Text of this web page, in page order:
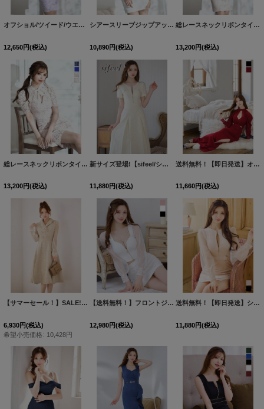
オフショル/ツイード/ウエストレース/ひざ丈/タイト/ミディアムドレス/キャバドレス【S-Lサイズ/4カラー】[HC02]
12,650円(税込)
シアースリーブジップアップベルトミニドレス/キャバドレス【XS-XLサイズ/4カラー】[OF01-X] 【SB】dzw
10,890円(税込)
総レースネックリボンタイトミディアムドレス/キャバドレス【S-Lサイズ/4カラー】[HC02]
13,200円(税込)
総レースネックリボンタイトミディアムドレス/キャバドレス【S-Lサイズ/4カラー】[HC02]
13,200円(税込)
新サイズ登場!【sifeel/シフィール】ツイードミディアムドレス/ジップアップ/パール/フレアスカート/背中隠し/キャバドレス【S-XLサイズ/1カラー】[OF01] 【SB】dzj
11,880円(税込)
送料無料！【即日発送】オフショルシアードレス/ホルターネック/刺繍/ボタン/透け感/スリット/谷間見せ/背中隠し/ロングドレス/キャバドレス【S-Lサイズ/4カラー】[OF03] 【YN】dzw【一部予約商品/9月上旬発送予定】
11,660円(税込)
【サマーセール！】SALE!新サイズ登場!【sifeel/シフィール】シアースリーブフレアワンピースドレス/ツイード/襟付き/ボタン/ミディアムドレス/キャバドレス【XS-Lサイズ/1カラー】[OF01-X] 【SB】dzj
6,930円(税込)
希望小売価格 : 10,428円
【送料無料！】フロントジップセットアップミニドレス/2ピース/チュール袖/谷間見せ/ミニドレス/キャバドレス【XS-Lサイズ/3カラー】[OF03-X] 【YN】dzw
12,980円(税込)
送料無料！【即日発送】シアースリーブベルベットジップアップタイトミニドレス/キャバドレス【XS-XLサイズ/2カラー】[OF01] 【SB】dzw
11,880円(税込)